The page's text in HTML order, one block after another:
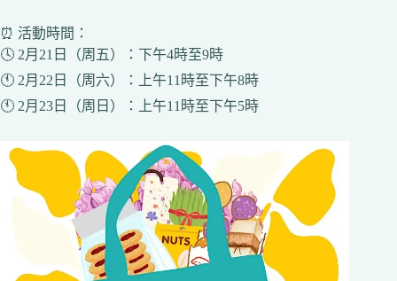
⏰ 活動時間：
🕓 2月21日（周五）：下午4時至9時
🕚 2月22日（周六）：上午11時至下午8時
🕚 2月23日（周日）：上午11時至下午5時